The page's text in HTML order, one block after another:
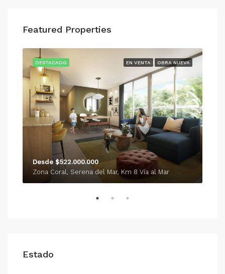
Featured Properties
EN VENTA OBRA NUEVA
DESTACADO
Desde $522.000.000
Zona Coral, Serena del Mar, Km 8 Vía al Mar
Estado